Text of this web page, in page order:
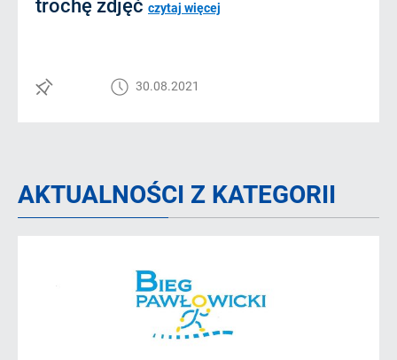
trochę zdjęć czytaj więcej
30.08.2021
AKTUALNOŚCI Z KATEGORII